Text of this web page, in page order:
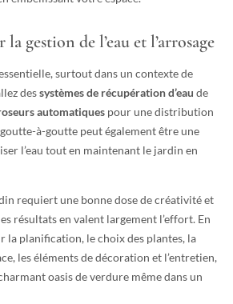
gestion de l’eau et l’arrosage
surtout dans un contexte de
dessystèmes de récupération d’eau de
automatiques pour une distribution
goutte-à-goutte peut également être une
l’eau tout en maintenant le jardin en
requiert une bonne dose de créativité et
résultats en valent largement l’effort. En
la planification, le choix des plantes, la
les éléments de décoration et l’entretien,
oasis de verdure même dans un